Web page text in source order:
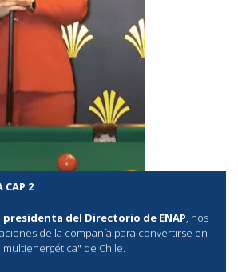
CAP 2
del Directorio de ENAP, nos
de la compañía para convertirse en
de Chile.